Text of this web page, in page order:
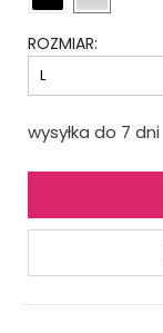
ROZMIAR:
wysyłka do 7 dni